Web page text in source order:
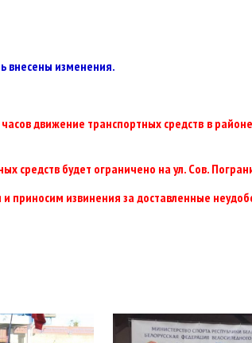
внесены изменения.
движение транспортных средств в
средств будет ограничено на ул. Сов.
извинения за доставленные